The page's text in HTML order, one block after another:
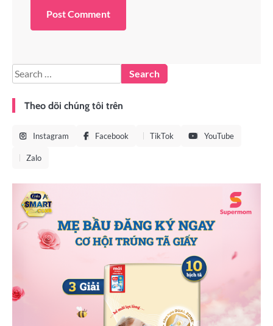
Theo dõi chúng tôi trên
Instagram Facebook TikTok YouTube
Zalo